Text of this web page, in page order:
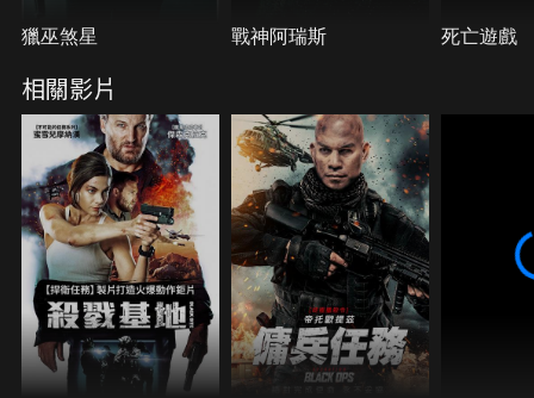
獵巫煞星 戰神阿瑞斯 死亡遊戲
相關影片